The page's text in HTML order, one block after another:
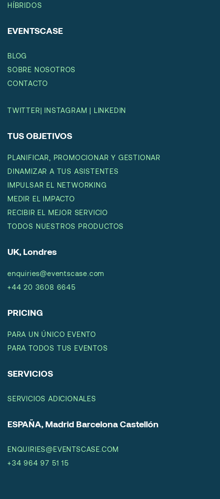
HÍBRIDOS
EVENTSCASE
BLOG
SOBRE NOSOTROS
CONTACTO
TWITTER| INSTAGRAM | LINKEDIN
TUS OBJETIVOS
PLANIFICAR, PROMOCIONAR Y GESTIONAR
DINAMIZAR A TUS ASISTENTES
IMPULSAR EL NETWORKING
MEDIR EL IMPACTO
RECIBIR EL MEJOR SERVICIO
TODOS NUESTROS PRODUCTOS
UK, Londres
enquiries@eventscase.com
+44 20 3608 6645
PRICING
PARA UN ÚNICO EVENTO
PARA TODOS TUS EVENTOS
SERVICIOS
SERVICIOS ADICIONALES
ESPAÑA, Madrid Barcelona Castellón
ENQUIRIES@EVENTSCASE.COM
+34 964 97 51 15